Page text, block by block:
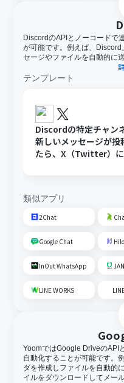
DiscordのAPIとノーコードで
が可能です。例えば、
セージやファイルを自動的に
テンプレート
Discordの特定チャン
新しいメッセージが投
たら、X（Twitter）
類似アプリ
2Chat
Google Chat
InOut WhatsApp
LINE WORKS
YoomではGoogle DriveのAPI
自動化することが可能です。
ダを作成しファイルを自動的
イルをダウンロードしてメー